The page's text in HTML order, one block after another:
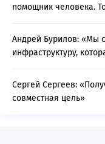
помощник человека.
Андрей Бурилов: «Мы
инфраструктуру,
Сергей Сергеев:
совместная цель»